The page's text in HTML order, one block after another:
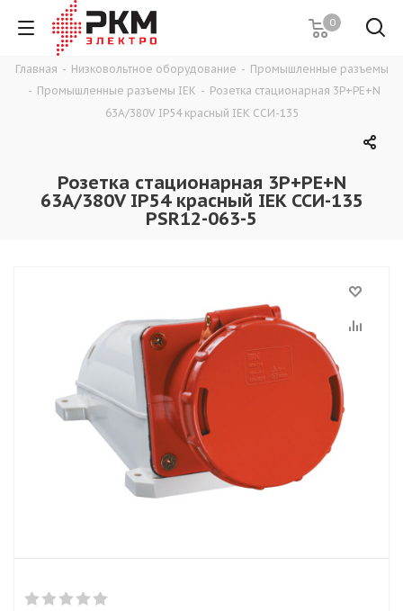
0
Главная - Низковольтное оборудование - Промышленные разъемы
- Промышленные разъемы IEK - Розетка стационарная 3P+РЕ+N
63A/380V IP54 красный IEK ССИ-135
Розетка стационарная 3P+РЕ+N
63A/380V IP54 красный IEK ССИ-135
PSR12-063-5